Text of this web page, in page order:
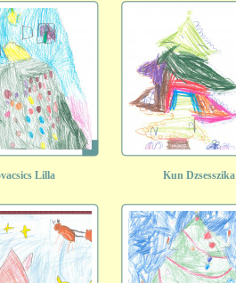
Lilla Kun Dzsesszika